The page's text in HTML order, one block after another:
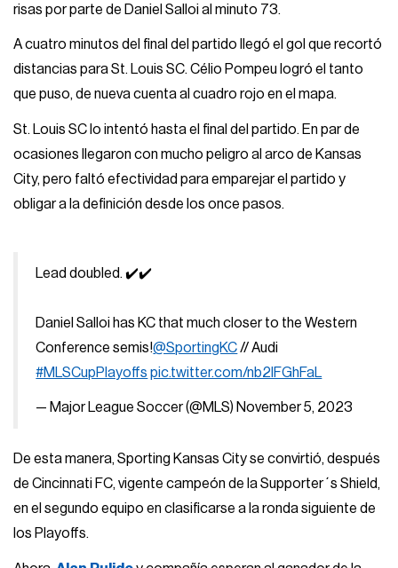
risas por parte de Daniel Salloi al minuto 73.
A cuatro minutos del final del partido llegó el gol que recortó
distancias para St. Louis SC. Célio Pompeu logró el tanto
que puso, de nueva cuenta al cuadro rojo en el mapa.
St. Louis SC lo intentó hasta el final del partido. En par de
ocasiones llegaron con mucho peligro al arco de Kansas
City, pero faltó efectividad para emparejar el partido y
obligar a la definición desde los once pasos.
Lead doubled. ✔️✔️
Daniel Salloi has KC that much closer to the Western
Conference semis!@SportingKC// Audi
#MLSCupPlayoffs pic.twitter.com/nb2lFGhFaL
— Major League Soccer (@MLS) November 5, 2023
De esta manera, Sporting Kansas City se convirtió, después
de Cincinnati FC, vigente campeón de la Supporter´s Shield,
en el segundo equipo en clasificarse a la ronda siguiente de
los Playoffs.